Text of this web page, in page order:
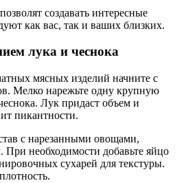
создавать интересные
как вас, так и ваших близких.
лука и чеснока
мясных изделий начните с
Мелко нарежьте одну крупную
Лук придаст объем и
пикантности.
с нарезанными овощами,
необходимости добавьте яйцо
сухарей для текстуры.